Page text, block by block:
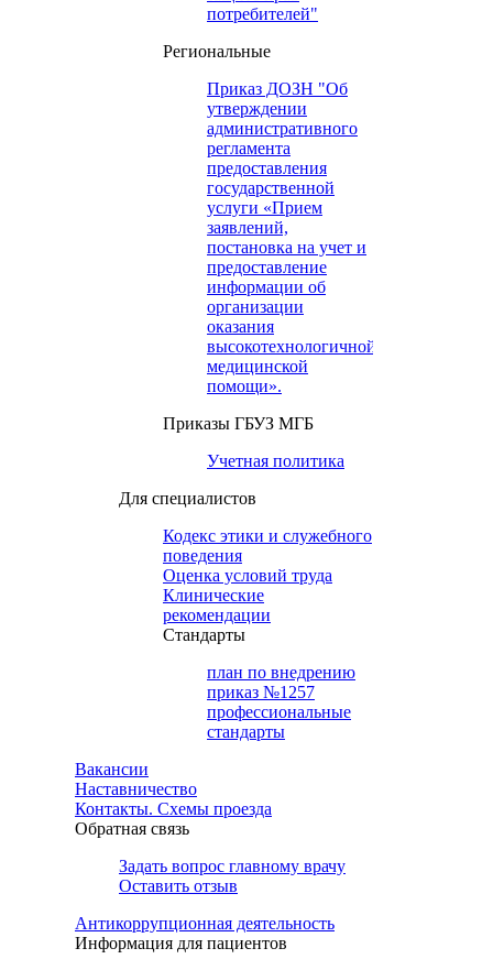
потребителей"
Региональные
Приказ ДОЗН "Об
утверждении
административного
регламента
предоставления
государственной
услуги «Прием
заявлений,
постановка на учет и
предоставление
информации об
организации
оказания
высокотехнологичной
медицинской
помощи».
Приказы ГБУЗ МГБ
Учетная политика
Для специалистов
Кодекс этики и служебного
поведения
Оценка условий труда
Клинические
рекомендации
Cтандарты
план по внедрению
приказ №1257
профессиональные
стандарты
Вакансии
Наставничество
Контакты. Схемы проезда
Обратная связь
Задать вопрос главному врачу
Оставить отзыв
Антикоррупционная деятельность
Информация для пациентов